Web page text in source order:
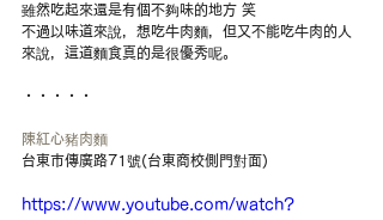
雖然吃起來還是有個不夠味的地方 笑
不過以味道來說，想吃牛肉麵，但又不能吃牛肉的人
來說，這道麵食真的是很優秀呢。
・・・・・
陳紅心豬肉麵
台東市傳廣路71號(台東商校側門對面)
https://www.youtube.com/watch?